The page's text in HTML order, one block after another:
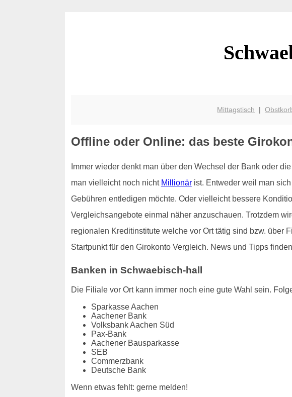
Mittagstisch |
Offline oder Online: das beste
Immer wieder denkt man über den Wechsel der Bank oder
man vielleicht noch nicht Millionärist. Entweder weil man
Gebühren entledigen möchte. Oder vielleicht bessere
Vergleichsangebote einmal näher anzuschauen. Trotzdem
regionalen Kreditinstitute welche vor Ort tätig sind bzw. über
Startpunkt für den Girokonto Vergleich. News und Tipps
Banken in Schwaebisch-hall
Die Filiale vor Ort kann immer noch eine gute Wahl sein.
Sparkasse Aachen
Aachener Bank
Volksbank Aachen Süd
Pax-Bank
Aachener Bausparkasse
SEB
Commerzbank
Deutsche Bank
Wenn etwas fehlt: gerne melden!